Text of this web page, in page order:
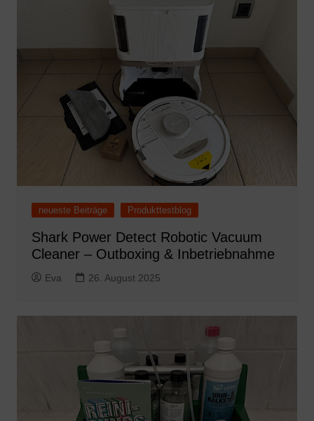
neueste Beiträge Produkttestblog
Shark Power Detect Robotic Vacuum
Cleaner – Outboxing & Inbetriebnahme
Eva 26. August 2025